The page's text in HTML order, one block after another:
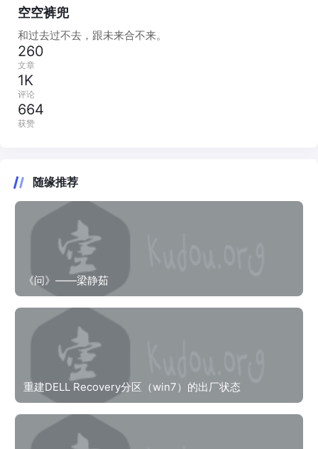
空空裤兜
和过去过不去，跟未来合不来。
260
文章
1K
评论
664
获赞
随缘推荐
《问》——梁静茹
重建DELL Recovery分区（win7）的出厂状态